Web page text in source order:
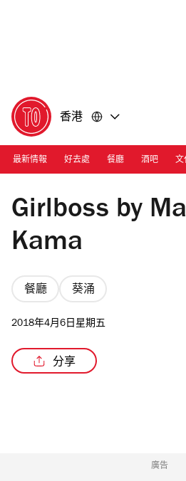
香港
最新情報 好去處 餐廳 酒吧 文
Girlboss by Master Kama
Girlboss by
Kama
餐廳 葵涌
2018年4月6日星期五
分享
廣告